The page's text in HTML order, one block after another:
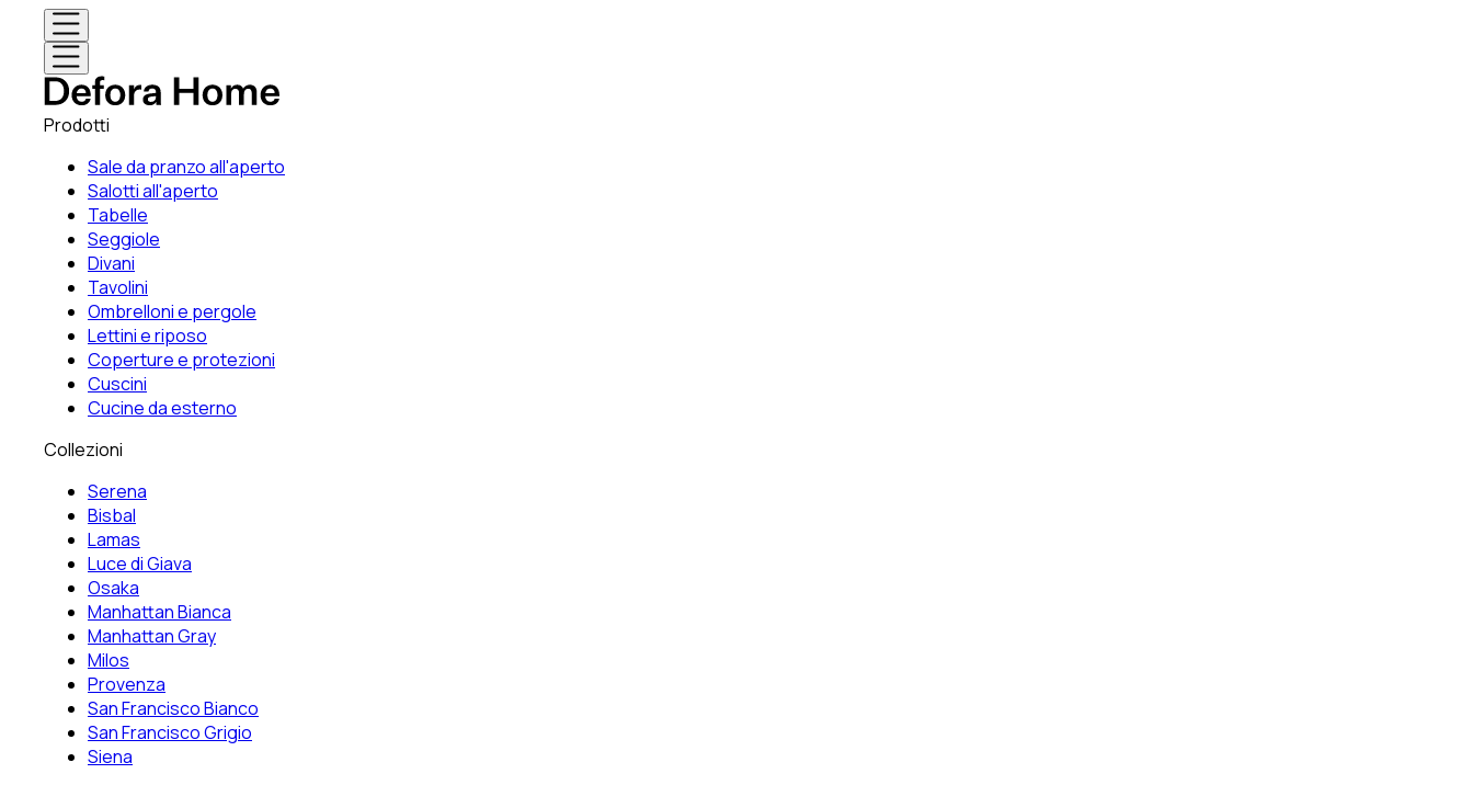
Prodotti
Sale da pranzo all'aperto
Salotti all'aperto
Tabelle
Seggiole
Divani
Tavolini
Ombrelloni e pergole
Lettini e riposo
Coperture e protezioni
Cuscini
Cucine da esterno
Collezioni
Serena
Bisbal
Lamas
Luce di Giava
Osaka
Manhattan Bianca
Manhattan Gray
Milos
Provenza
San Francisco Bianco
San Francisco Grigio
Siena